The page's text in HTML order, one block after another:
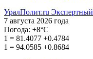
УралПолит.ru
7 августа 2026 года
Погода: +8°С
1 = 81.4077 +0.4784
1 = 94.0585 +0.8684